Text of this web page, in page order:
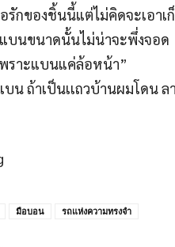
รักของชิ้นนี้แต่ไม่คิดจะเอา
บนขนาดนั้นไม่น่าจะพึ่งจอด
ราะแบนแค่ล้อหน้า”
บน ถ้าเป็นเเถวบ้านผมโดน
มือบอน รถแห่งความทรงจำ